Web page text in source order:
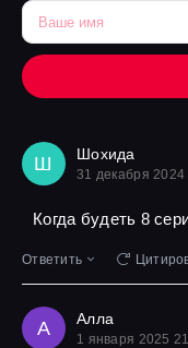
Ш Шохида
31 декабря 2024
Когда будеть 8
Ответить
А Алла
1 января 2025